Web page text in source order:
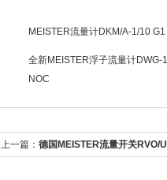
MEISTER流量计DKM/A-1/10
全新MEISTER浮子流量计DWG-
NOC
上一篇： 德国MEISTER流量开关RVO/